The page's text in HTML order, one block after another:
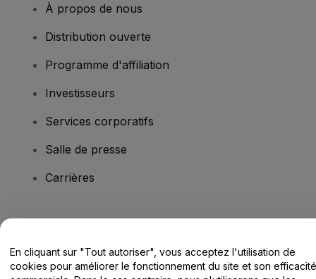
À propos de nous
Distribution ouverte
Programme d'affiliation
Investisseurs
Services corporatifs
Salle de presse
Carrières
Centre d'assistance / Nous contacter
En cliquant sur "Tout autoriser", vous acceptez l'utilisation de
cookies pour améliorer le fonctionnement du site et son efficacité